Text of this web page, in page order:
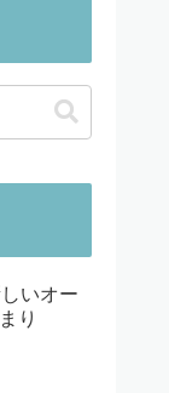
いオー
り